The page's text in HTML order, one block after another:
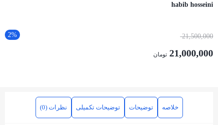
habib hosseini
2% 21,500,000
21,000,000 تومان
خلاصه توضیحات توضیحات تکمیلی نظرات (0)